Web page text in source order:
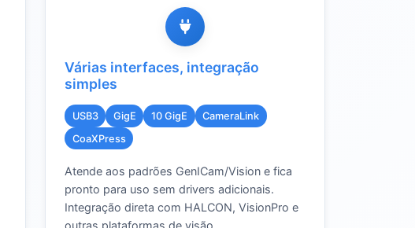
Várias interfaces, integração
simples
USB3 GigE 10 GigE
CameraLink
CoaXPress
Atende aos padrões GenICam/Vision e fica
pronto para uso sem drivers adicionais.
Integração direta com HALCON, VisionPro e